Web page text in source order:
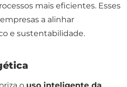
mais eficientes. Esses
a alinhar
e sustentabilidade.